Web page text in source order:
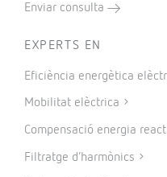
Enviar consulta
EXPERTS EN
Eficiència energètica
Mobilitat elèctrica
Compensació energia
Filtratge d’harmònics